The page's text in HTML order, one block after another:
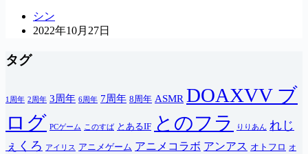
シン
2022年10月27日
タグ
1周年 2周年 3周年 6周年 7周年 8周年 ASMR DOAXVV ブ
ログ PCゲーム このすば とあるIF とのフラ りりあん れじ
ぇくろ
アイリス アニメゲーム アニメコラボ アンアス オトフロ オ